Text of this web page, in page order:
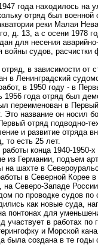
года находилось на
отряд был
реки Малая
д. 13, а с осени 1978
для несения
судов, расчистки
в зависимости
в Ленинградский
в 1950 году - в
1956 года отряд был
переименован в
Это название он носил
отряд подводно-
и развитие отряда
то есть 25 лет.
конца 1940-
из Германии, подъем
на шахте в
в Северной Корее
на Северо-Западе
по проводке судов
как новые суда,
понтонах для
участвует в работах
и Морской
была создана в те